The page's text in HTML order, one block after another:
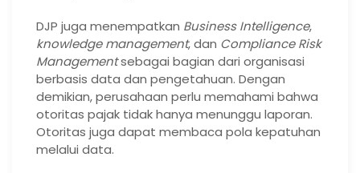
DJP juga menempatkan Business Intelligence,
knowledge management, dan Compliance Risk
Managementsebagai bagian dari organisasi
berbasis data dan pengetahuan. Dengan
demikian, perusahaan perlu memahami bahwa
otoritas pajak tidak hanya menunggu laporan.
Otoritas juga dapat membaca pola kepatuhan
melalui data.